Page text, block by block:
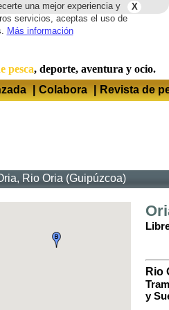
X
una mejor experiencia y
servicios, aceptas el uso de
Más información
pesca, deporte, aventura y ocio.
| Colabora | Revista de
Rio Oria (Guipúzcoa)
Rio
y